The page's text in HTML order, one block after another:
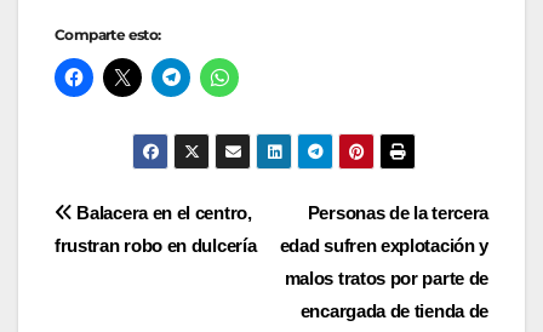
Comparte esto:
Navegación
Personas de la tercera
edad sufren explotación y
malos tratos por parte de
encargada de tienda de
Balacera en el centro,
frustran robo en dulcería